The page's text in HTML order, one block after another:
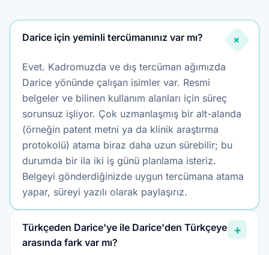
Darice için yeminli tercümanınız var mı? +
Evet. Kadromuzda ve dış tercüman ağımızda
Darice yönünde çalışan isimler var. Resmi
belgeler ve bilinen kullanım alanları için süreç
sorunsuz işliyor. Çok uzmanlaşmış bir alt-alanda
(örneğin patent metni ya da klinik araştırma
protokolü) atama biraz daha uzun sürebilir; bu
durumda bir ila iki iş günü planlama isteriz.
Belgeyi gönderdiğinizde uygun tercümana atama
yapar, süreyi yazılı olarak paylaşırız.
Türkçeden Darice'ye ile Darice'den Türkçeye
arasında fark var mı?
+